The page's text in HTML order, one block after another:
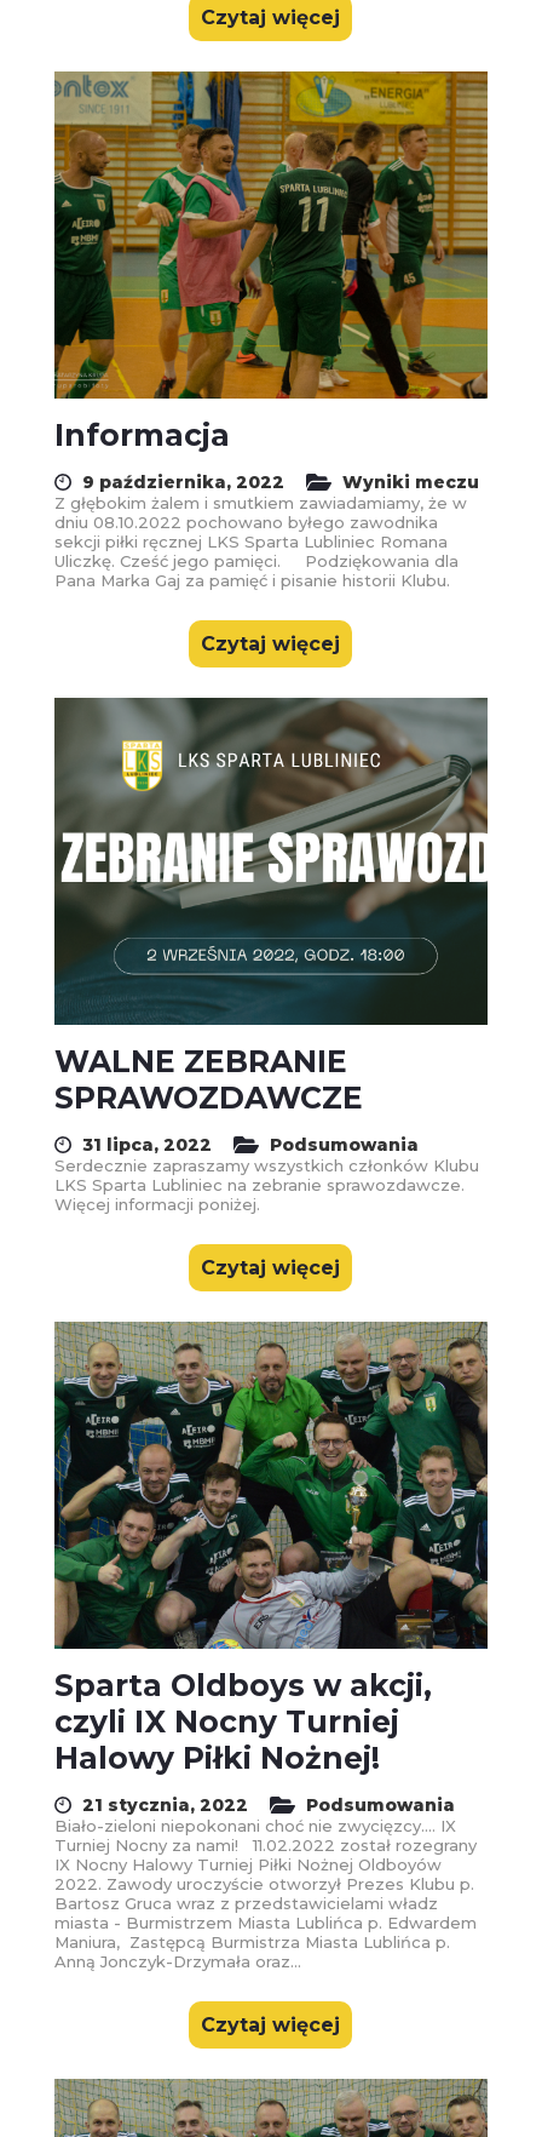
Czytaj więcej
Informacja
9 października, 2022 Wyniki meczu
Z głębokim żalem i smutkiem zawiadamiamy, że w
dniu 08.10.2022 pochowano byłego zawodnika
sekcji piłki ręcznej LKS Sparta Lubliniec Romana
Uliczkę. Cześć jego pamięci. Podziękowania dla
Pana Marka Gaj za pamięć i pisanie historii Klubu.
Czytaj więcej
WALNE ZEBRANIE
SPRAWOZDAWCZE
31 lipca, 2022 Podsumowania
Serdecznie zapraszamy wszystkich członków Klubu
LKS Sparta Lubliniec na zebranie sprawozdawcze.
Więcej informacji poniżej.
Czytaj więcej
Sparta Oldboys w akcji,
czyli IX Nocny Turniej
Halowy Piłki Nożnej!
21 stycznia, 2022 Podsumowania
Biało-zieloni niepokonani choć nie zwycięzcy.... IX
Turniej Nocny za nami! 11.02.2022 został rozegrany
IX Nocny Halowy Turniej Piłki Nożnej Oldboyów
2022. Zawody uroczyście otworzył Prezes Klubu p.
Bartosz Gruca wraz z przedstawicielami władz
miasta - Burmistrzem Miasta Lublińca p. Edwardem
Maniura, Zastępcą Burmistrza Miasta Lublińca p.
Anną Jonczyk-Drzymała oraz...
Czytaj więcej